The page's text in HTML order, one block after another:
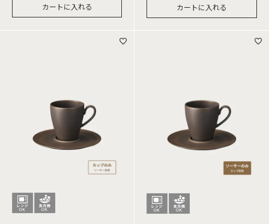
カートに入れる カートに入れる